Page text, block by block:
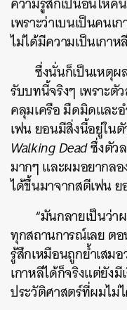
เพราะว่าเบนเป็นคนเ
ไม่ได้มีความเป็นเกา
ซึ่งนั่นก็เป็นเหตุผ
รับบทนี้จริงๆ เพราะตั
คลุมเครือ มืดมิดและ
เฟน ยอนมีสิ่งนี้อยู่ใน
Walking Deadซึ่งตัว
มากๆ และผมอยากล
ได้ขึ้นมาจากสตีเฟน
“มันกลายเป็นว่า
ทุกสถานการณ์เลย ต
รู้สึกเหมือนถูกย้ำเสม
เกาหลีได้ก็จริงแต่ยัง
ประวัติศาสตร์ที่ผมไม่